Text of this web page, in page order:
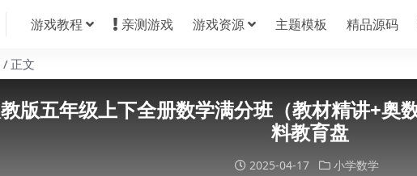
游戏教程 亲测游戏 游戏资源 主题模板 精品源码
正文
版五年级上下全册数学满分班（教材精讲+奥
料教育盘
2025-04-17 小学数学